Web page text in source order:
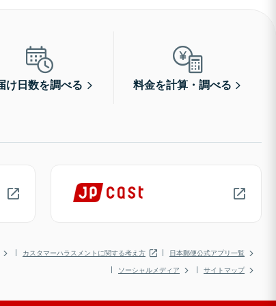
け日数を調べる 料金を計算・調べる
カスタマーハラスメントに関する考え方
日本郵便公式アプリ一覧
ソーシャルメディア
サイトマップ